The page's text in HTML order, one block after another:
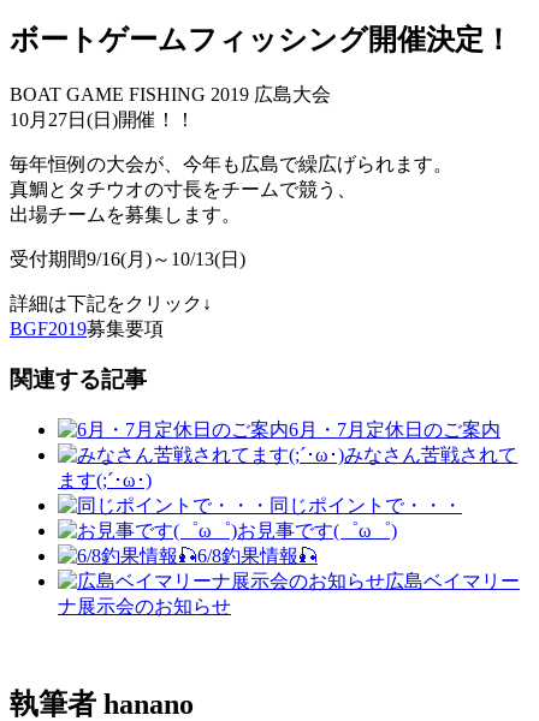
ボートゲームフィッシング開催決定！
BOAT GAME FISHING 2019 広島大会
10月27日(日)開催！！
毎年恒例の大会が、今年も広島で繰広げられます。
真鯛とタチウオの寸長をチームで競う、
出場チームを募集します。
受付期間9/16(月)～10/13(日)
詳細は下記をクリック↓
BGF2019募集要項
関連する記事
6月・7月定休日のご案内
みなさん苦戦されて
ます(;´･ω･)
同じポイントで・・・
お見事です(゜ω゜)
6/8釣果情報🎣
広島ベイマリー
ナ展示会のお知らせ
執筆者 hanano